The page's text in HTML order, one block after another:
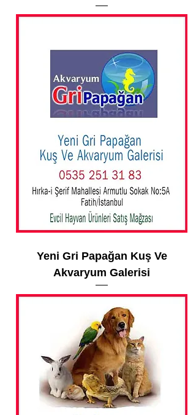
Yeni Gri Papağan Kuş Ve
Akvaryum Galerisi